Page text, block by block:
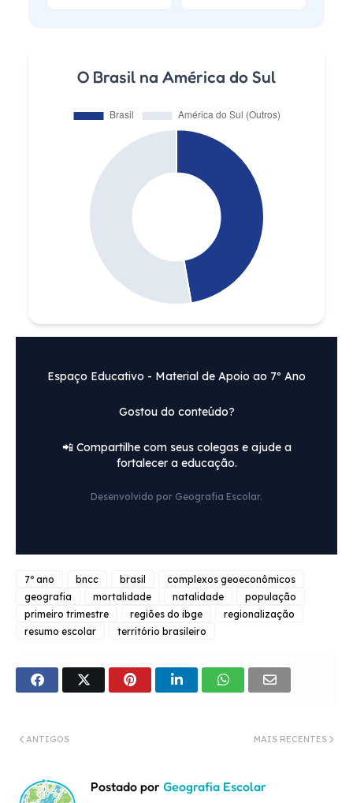
O Brasil na América do Sul
Espaço Educativo - Material de Apoio ao 7º Ano
Gostou do conteúdo?
📲 Compartilhe com seus colegas e ajude a
fortalecer a educação.
Desenvolvido por Geografia Escolar.
7º ano bncc brasil
complexos geoeconômicos
geografia
mortalidade natalidade
população
primeiro trimestre
regiões do ibge
regionalização
resumo escolar
território brasileiro
MAIS RECENTES
ANTIGOS
Postado por Geografia Escolar